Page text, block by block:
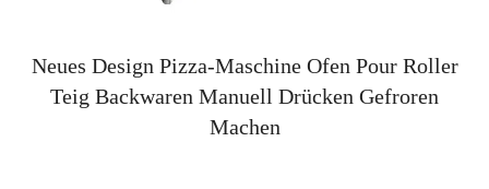
Neues Design Pizza-Maschine Ofen Pour Roller
Teig Backwaren Manuell Drücken Gefroren
Machen